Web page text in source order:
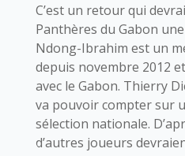
C’est un retour qui
Panthères du Gabon
Ndong-Ibrahim est un
depuis novembre 2012
avec le Gabon. Thierry
va pouvoir compter sur
sélection nationale.
d’autres joueurs